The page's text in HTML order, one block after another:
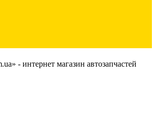
- интернет магазин автозапчастей